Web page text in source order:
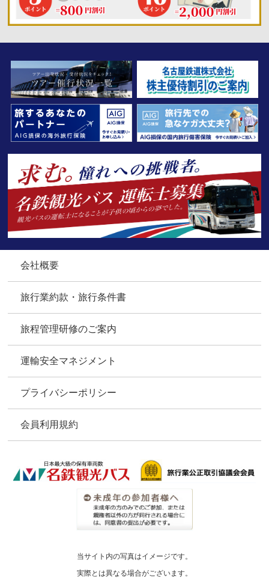
会社概要
旅行業約款・旅行条件書
旅程管理研修のご案内
運輸安全マネジメント
プライバシーポリシー
会員利用規約
当サイト内の写真はイメージです。
実際とは異なる場合がございます。